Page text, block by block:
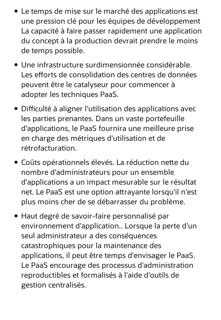
Le temps de mise sur le marché des applications est
une pression clé pour les équipes de développement
La capacité à faire passer rapidement une application
du concept à la production devrait prendre le moins
de temps possible.
Une infrastructure surdimensionnée considérable.
Les efforts de consolidation des centres de données
peuvent être le catalyseur pour commencer à
adopter les techniques PaaS.
Difficulté à aligner l'utilisation des applications avec
les parties prenantes. Dans un vaste portefeuille
d'applications, le PaaS fournira une meilleure prise
en charge des métriques d'utilisation et de
rétrofacturation.
Coûts opérationnels élevés. La réduction nette du
nombre d'administrateurs pour un ensemble
d'applications a un impact mesurable sur le résultat
net. Le PaaS est une option attrayante lorsqu'il n'est
plus moins cher de se débarrasser du problème.
Haut degré de savoir-faire personnalisé par
environnement d'application.. Lorsque la perte d'un
seul administrateur a des conséquences
catastrophiques pour la maintenance des
applications, il peut être temps d'envisager le PaaS.
Le PaaS encourage des processus d'administration
reproductibles et formalisés à l'aide d'outils de
gestion centralisés.